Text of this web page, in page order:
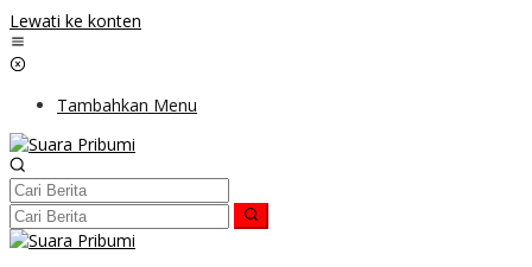
Lewati ke konten
Tambahkan Menu